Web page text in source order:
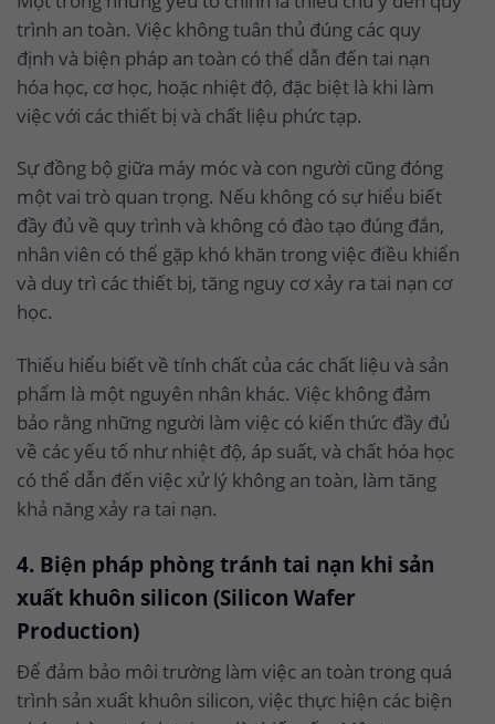
trình an toàn. Việc không tuân thủ đúng các quy
định và biện pháp an toàn có thể dẫn đến tai nạn
hóa học, cơ học, hoặc nhiệt độ, đặc biệt là khi làm
việc với các thiết bị và chất liệu phức tạp.
Sự đồng bộ giữa máy móc và con người cũng đóng
một vai trò quan trọng. Nếu không có sự hiểu biết
đầy đủ về quy trình và không có đào tạo đúng đắn,
nhân viên có thể gặp khó khăn trong việc điều khiển
và duy trì các thiết bị, tăng nguy cơ xảy ra tai nạn cơ
học.
Thiếu hiểu biết về tính chất của các chất liệu và sản
phẩm là một nguyên nhân khác. Việc không đảm
bảo rằng những người làm việc có kiến thức đầy đủ
về các yếu tố như nhiệt độ, áp suất, và chất hóa học
có thể dẫn đến việc xử lý không an toàn, làm tăng
khả năng xảy ra tai nạn.
4. Biện pháp phòng tránh tai nạn khi sản
xuất khuôn silicon (Silicon Wafer
Production)
Để đảm bảo môi trường làm việc an toàn trong quá
trình sản xuất khuôn silicon, việc thực hiện các biện